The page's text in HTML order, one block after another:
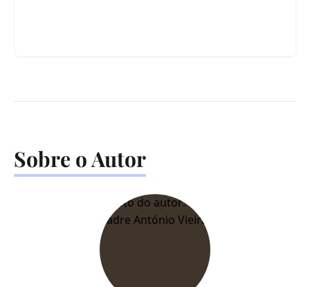
Sobre o Autor